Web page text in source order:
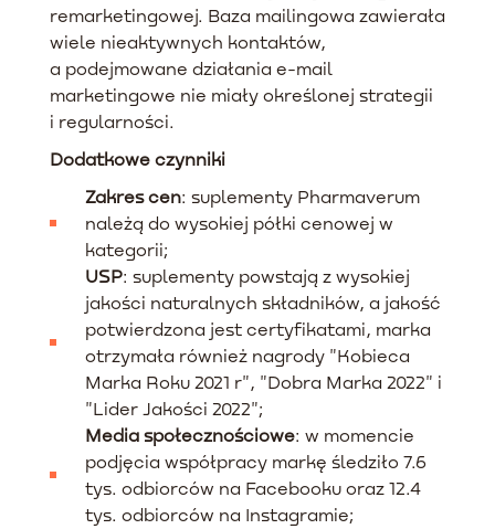
remarketingowej. Baza mailingowa zawierała
wiele nieaktywnych kontaktów,
a podejmowane działania e-mail
marketingowe nie miały określonej strategii
i regularności.
Dodatkowe czynniki
Zakres cen: suplementy Pharmaverum
należą do wysokiej półki cenowej w
kategorii;
USP: suplementy powstają z wysokiej
jakości naturalnych składników, a jakość
potwierdzona jest certyfikatami, marka
otrzymała również nagrody "Kobieca
Marka Roku 2021 r", "Dobra Marka 2022" i
"Lider Jakości 2022";
Media społecznościowe: w momencie
podjęcia współpracy markę śledziło 7.6
tys. odbiorców na Facebooku oraz 12.4
tys. odbiorców na Instagramie;